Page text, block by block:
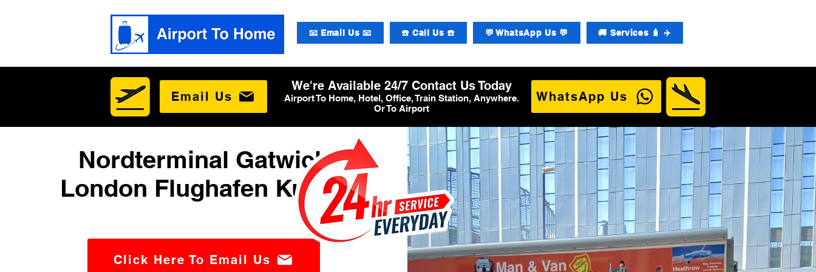
📧 Email Us 📧 ☎️ Call Us ☎️ 💬 WhatsApp Us 💬 🚚 Services 🧳 ✈️
Email Us
We're Available 24/7 Contact Us Today
Airport To Home, Hotel, Office, Train Station, Anywhere.
Or To Airport
WhatsApp Us
Nordterminal Gatwick
London Flughafen Kurier
Click Here To Email Us